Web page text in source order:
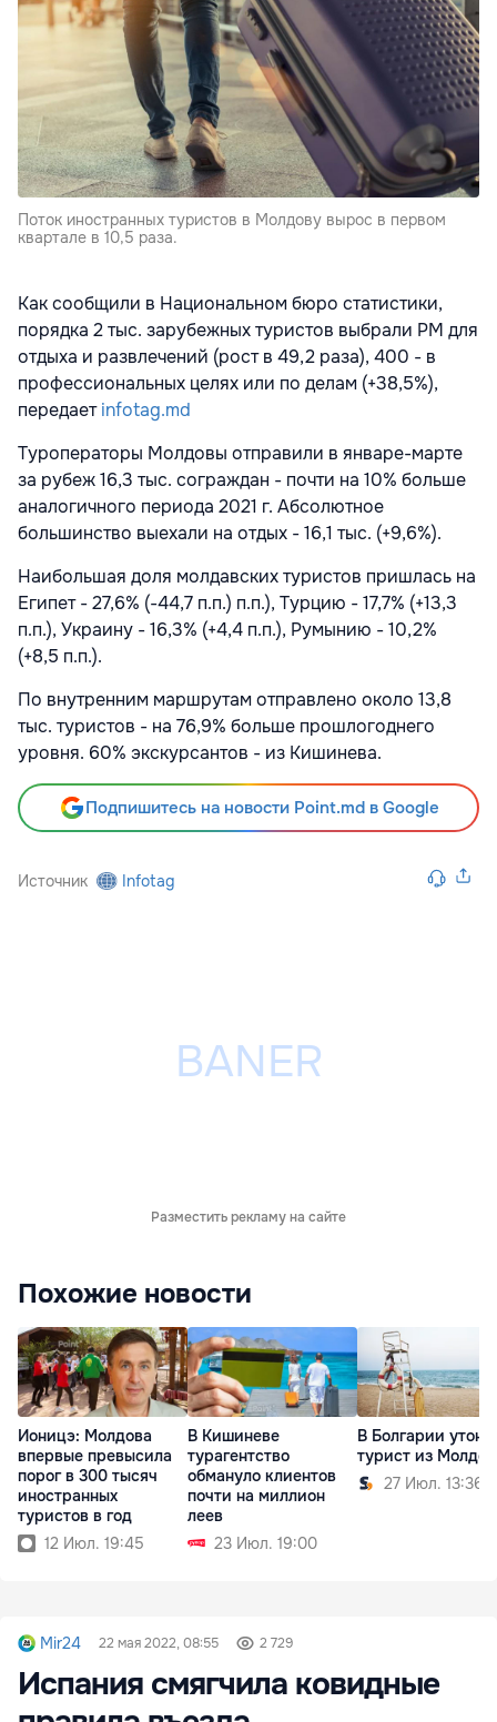
Поток иностранных туристов в Молдову вырос в первом
квартале в 10,5 раза.
Как сообщили в Национальном бюро статистики,
порядка 2 тыс. зарубежных туристов выбрали РМ для
отдыха и развлечений (рост в 49,2 раза), 400 - в
профессиональных целях или по делам (+38,5%),
передаетinfotag.md
Туроператоры Молдовы отправили в январе-марте
за рубеж 16,3 тыс. сограждан - почти на 10% больше
аналогичного периода 2021 г. Абсолютное
большинство выехали на отдых - 16,1 тыс. (+9,6%).
Наибольшая доля молдавских туристов пришлась на
Египет - 27,6% (-44,7 п.п.) п.п.), Турцию - 17,7% (+13,3
п.п.), Украину - 16,3% (+4,4 п.п.), Румынию - 10,2%
(+8,5 п.п.).
По внутренним маршрутам отправлено около 13,8
тыс. туристов - на 76,9% больше прошлогоднего
уровня. 60% экскурсантов - из Кишинева.
Подпишитесь на новости Point.md в Google
Источник Infotag
Разместить рекламу на сайте
Похожие новости
Ионицэ: Молдова
впервые превысила
порог в 300 тысяч
иностранных
туристов в год
12 Июл. 19:45
В Кишиневе
турагентство
обмануло клиентов
почти на миллион
леев
23 Июл. 19:00
В Болгарии
турист из
27 Июл. 13:36
Mir24 22 мая 2022, 08:55 2 729
Испания смягчила ковидные